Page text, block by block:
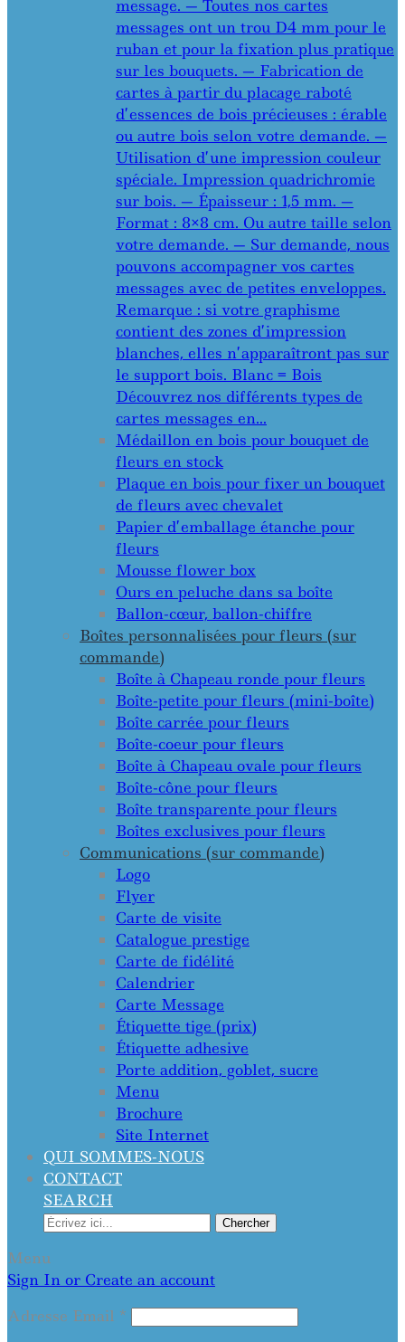
message. — Toutes nos cartes
messages ont un trou D4 mm pour le
ruban et pour la fixation plus pratique
sur les bouquets. — Fabrication de
cartes à partir du placage raboté
d’essences de bois précieuses : érable
ou autre bois selon votre demande. —
Utilisation d’une impression couleur
spéciale. Impression quadrichromie
sur bois. — Épaisseur : 1,5 mm. —
Format : 8×8 cm. Ou autre taille selon
votre demande. — Sur demande, nous
pouvons accompagner vos cartes
messages avec de petites enveloppes.
Remarque : si votre graphisme
contient des zones d’impression
blanches, elles n’apparaîtront pas sur
le support bois. Blanc = Bois
Découvrez nos différents types de
cartes messages en…
Médaillon en bois pour bouquet de
fleurs en stock
Plaque en bois pour fixer un bouquet
de fleurs avec chevalet
Papier d’emballage étanche pour
fleurs
Mousse flower box
Ours en peluche dans sa boîte
Ballon-cœur, ballon-chiffre
Boîtes personnalisées pour fleurs (sur
commande)
Boîte à Chapeau ronde pour fleurs
Boîte-petite pour fleurs (mini-boîte)
Boîte carrée pour fleurs
Boîte-coeur pour fleurs
Boîte à Chapeau ovale pour fleurs
Boîte-cône pour fleurs
Boîte transparente pour fleurs
Boîtes exclusives pour fleurs
Communications (sur commande)
Logo
Flyer
Carte de visite
Catalogue prestige
Carte de fidélité
Calendrier
Carte Message
Étiquette tige (prix)
Étiquette adhesive
Porte addition, goblet, sucre
Menu
Brochure
Site Internet
QUI SOMMES-NOUS
CONTACT
SEARCH
Chercher
Menu
Sign In or Create an account
Adresse Email *